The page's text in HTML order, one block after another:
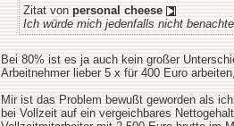
Zitat von personal cheese
Ich würde mich jedenfalls nicht
Bei 80% ist es ja auch kein großer
Arbeitnehmer lieber 5 x für 400 Euro
Mir ist das Problem bewußt geworden als
bei Vollzeit auf ein vergeichbares